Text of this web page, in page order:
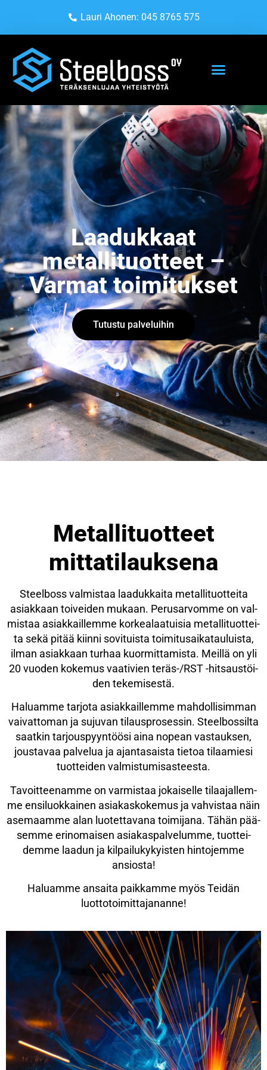
Lauri Ahonen: 045 8765 575
Laadukkaat
metallituotteet –
Varmat toimitukset
Tutus­tu palveluihin
Metallituotteet
mittatilauksena
Steel­boss val­mis­taa laa­duk­kai­ta metal­li­tuot­tei­ta
asiak­kaan toi­vei­den mukaan. Perus­ar­vom­me on val­
mis­taa asiak­kail­lem­me kor­kea­laa­tui­sia metal­li­tuot­tei­
ta sekä pitää kiin­ni sovi­tuis­ta toi­mi­tusai­ka­tau­luis­ta,
ilman asiak­kaan tur­haa kuor­mit­ta­mis­ta. Meil­lä on yli
20 vuo­den koke­mus vaa­ti­vien teräs-/RST -hit­saus­töi­
den tekemisestä.
Haluam­me tar­jo­ta asiak­kail­lem­me mah­dol­li­sim­man
vai­vat­to­man ja suju­van tilaus­pro­ses­sin. Steel­bos­sil­ta
saat­kin tar­jous­pyyn­töö­si aina nopean vas­tauk­sen,
jous­ta­vaa pal­ve­lua ja ajan­ta­sais­ta tie­toa tilaa­mie­si
tuot­tei­den valmistumisasteesta.
Tavoit­tee­nam­me on var­mis­taa jokai­sel­le tilaa­jal­lem­
me ensi­luok­kai­nen asia­kas­ko­ke­mus ja vah­vis­taa näin
ase­maam­me alan luo­tet­ta­va­na toi­mi­ja­na. Tähän pää­
sem­me erin­omai­sen asia­kas­pal­ve­lum­me, tuot­tei­
dem­me laa­dun ja kil­pai­lu­ky­kyis­ten hin­to­jem­me
ansiosta!
Haluam­me ansai­ta paik­kam­me myös Tei­dän
luottotoimittajananne!